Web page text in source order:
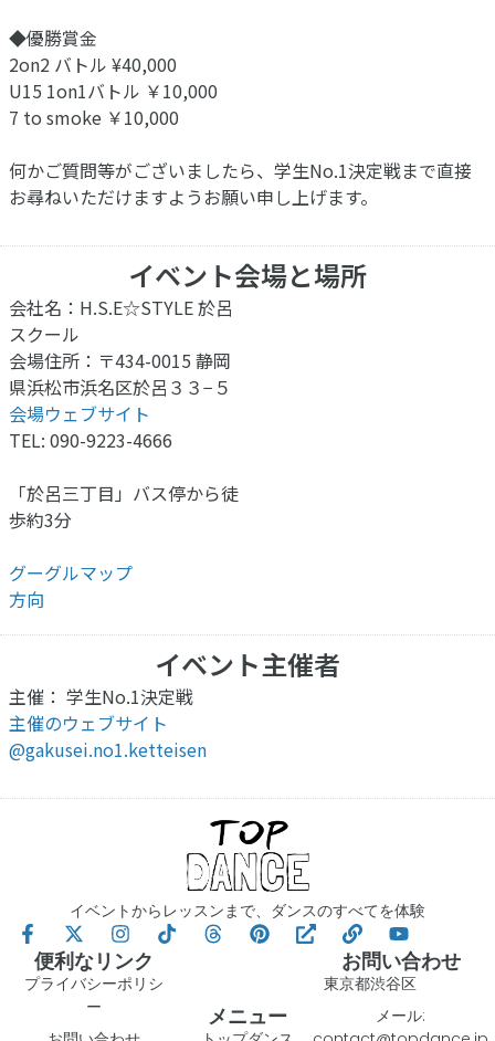
◆優勝賞金
2on2 バトル ¥40,000
U15 1on1バトル ￥10,000
7 to smoke ￥10,000
何かご質問等がございましたら、学生No.1決定戦まで直接
お尋ねいただけますようお願い申し上げます。
イベント会場と場所
会社名：H.S.E☆STYLE 於呂
スクール
会場住所：〒434-0015 静岡
県浜松市浜名区於呂３３−５
会場ウェブサイト
TEL: 090-9223-4666
「於呂三丁目」バス停から徒
歩約3分
グーグルマップ
方向
イベント主催者
主催： 学生No.1決定戦
主催のウェブサイト
@gakusei.no1.ketteisen
イベントからレッスンまで、ダンスのすべてを体験
便利なリンク
プライバシーポリシ
ー
メニュー
お問い合わせ
東京都渋谷区
メール: